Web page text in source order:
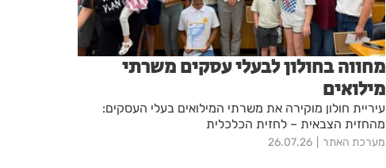
מחווה בחולון לבעלי עסקים משרתי
מילואים
עיריית חולון מוקירה את משרתי המילואים בעלי העסקים:
מהחזית הצבאית – לחזית הכלכלית
מערכת האתר 26.07.26